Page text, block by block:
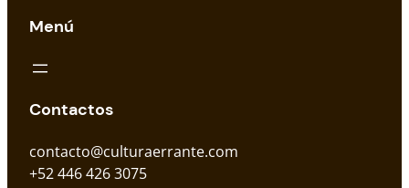
Menú
Contactos
contacto@culturaerrante.com
+52 446 426 3075